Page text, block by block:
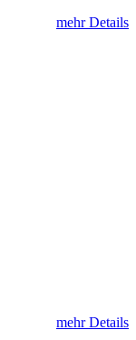
mehr Details
mehr Details